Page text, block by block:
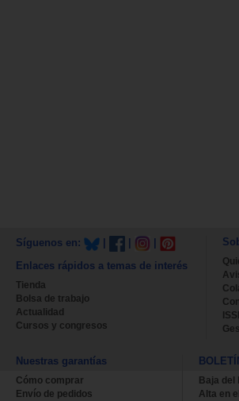
Síguenos en:
Enlaces rápidos a temas de interés
Tienda
Bolsa de trabajo
Actualidad
Cursos y congresos
Nuestras garantías
Cómo comprar
Envío de pedidos
Baja del
Alta en